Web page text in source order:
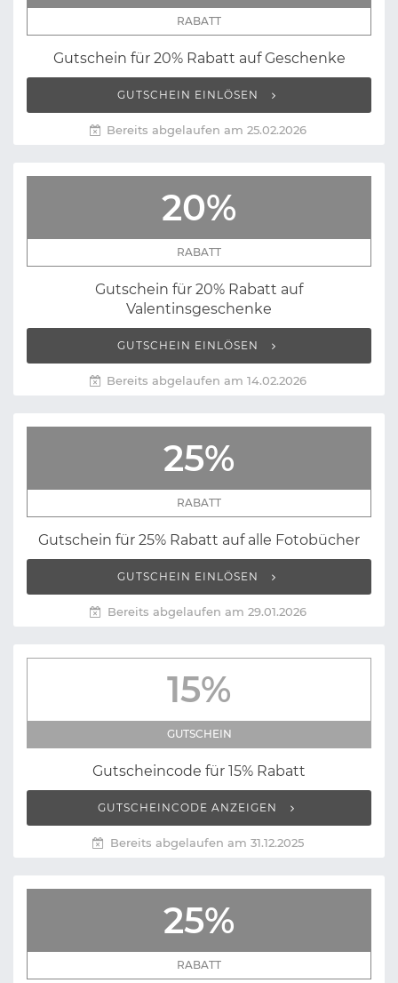
RABATT
Gutschein für 20% Rabatt auf Geschenke
GUTSCHEIN EINLÖSEN
Bereits abgelaufen am 25.02.2026
20%
RABATT
Gutschein für 20% Rabatt auf
Valentinsgeschenke
GUTSCHEIN EINLÖSEN
Bereits abgelaufen am 14.02.2026
25%
RABATT
Gutschein für 25% Rabatt auf alle Fotobücher
GUTSCHEIN EINLÖSEN
Bereits abgelaufen am 29.01.2026
15%
GUTSCHEIN
Gutscheincode für 15% Rabatt
GUTSCHEINCODE ANZEIGEN
Bereits abgelaufen am 31.12.2025
25%
RABATT